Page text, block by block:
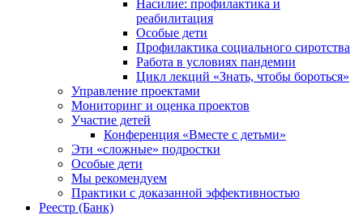
Насилие: профилактика и
реабилитация
Особые дети
Профилактика социального сиротства
Работа в условиях пандемии
Цикл лекций «Знать, чтобы бороться»
Управление проектами
Мониторинг и оценка проектов
Участие детей
Конференция «Вместе с детьми»
Эти «сложные» подростки
Особые дети
Мы рекомендуем
Практики с доказанной эффективностью
Реестр (Банк)